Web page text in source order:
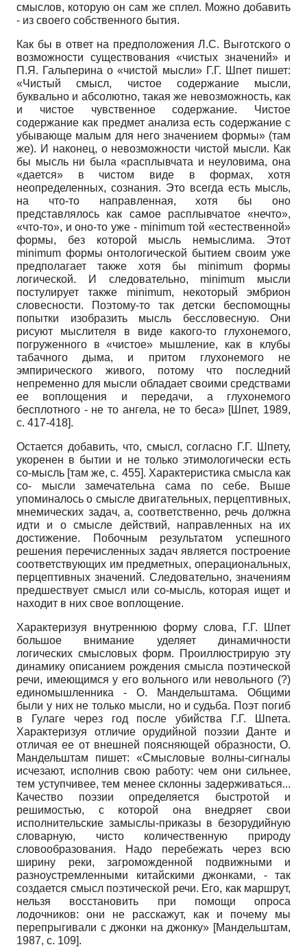
смыслов, которую он сам же сплел. Можно добавить
- из своего собственного бытия.
Как бы в ответ на предположения Л.С. Выготского о
возможности существования «чистых значений» и
П.Я. Гальперина о «чистой мысли» Г.Г. Шпет пишет:
«Чистый смысл, чистое содержание мысли,
буквально и абсолютно, такая же невозможность, как
и чистое чувственное содержание. Чистое
содержание как предмет анализа есть содержание с
убывающе малым для него значением формы» (там
же). И наконец, о невозможности чистой мысли. Как
бы мысль ни была «расплывчата и неуловима, она
«дается» в чистом виде в формах, хотя
неопределенных, сознания. Это всегда есть мысль,
на что-то направленная, хотя бы оно
представлялось как самое расплывчатое «нечто»,
«что-то», и оно-то уже - minimum той «естественной»
формы, без которой мысль немыслима. Этот
minimum формы онтологической бытием своим уже
предполагает также хотя бы minimum формы
логической. И следовательно, minimum мысли
постулирует также minimum, некоторый эмбрион
словесности. Поэтому-то так детски беспомощны
попытки изобразить мысль бессловесную. Они
рисуют мыслителя в виде какого-то глухонемого,
погруженного в «чистое» мышление, как в клубы
табачного дыма, и притом глухонемого не
эмпирического живого, потому что последний
непременно для мысли обладает своими средствами
ее воплощения и передачи, а глухонемого
бесплотного - не то ангела, не то беса» [Шпет, 1989,
с. 417-418].
Остается добавить, что, смысл, согласно Г.Г. Шпету,
укоренен в бытии и не только этимологически есть
со-мысль [там же, с. 455]. Характеристика смысла как
со- мысли замечательна сама по себе. Выше
упоминалось о смысле двигательных, перцептивных,
мнемических задач, а, соответственно, речь должна
идти и о смысле действий, направленных на их
достижение. Побочным результатом успешного
решения перечисленных задач является построение
соответствующих им предметных, операциональных,
перцептивных значений. Следовательно, значениям
предшествует смысл или со-мысль, которая ищет и
находит в них свое воплощение.
Характеризуя внутреннюю форму слова, Г.Г. Шпет
большое внимание уделяет динамичности
логических смысловых форм. Проиллюстрирую эту
динамику описанием рождения смысла поэтической
речи, имеющимся у его вольного или невольного (?)
единомышленника - О. Мандельштама. Общими
были у них не только мысли, но и судьба. Поэт погиб
в Гулаге через год после убийства Г.Г. Шпета.
Характеризуя отличие орудийной поэзии Данте и
отличая ее от внешней поясняющей образности, О.
Мандельштам пишет: «Смысловые волны-сигналы
исчезают, исполнив свою работу: чем они сильнее,
тем уступчивее, тем менее склонны задерживаться...
Качество поэзии определяется быстротой и
решимостью, с которой она внедряет свои
исполнительские замыслы-приказы в безорудийную
словарную, чисто количественную природу
словообразования. Надо перебежать через всю
ширину реки, загроможденной подвижными и
разноустремленными китайскими джонками, - так
создается смысл поэтической речи. Его, как маршрут,
нельзя восстановить при помощи опроса
лодочников: они не расскажут, как и почему мы
перепрыгивали с джонки на джонку» [Мандельштам,
1987, с. 109].